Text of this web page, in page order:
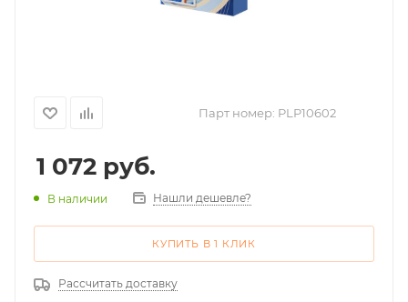
Парт номер: PLP10602
1 072 руб.
В наличии Нашли дешевле?
КУПИТЬ В 1 КЛИК
Рассчитать доставку